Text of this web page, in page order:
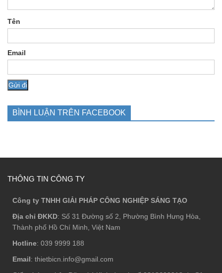
Tên
Email
BÌNH LUẬN TRÊN FACEBOOK
THÔNG TIN CÔNG TY
Công ty TNHH GIẢI PHÁP CÔNG NGHIỆP SÁNG TẠO
Địa chỉ ĐKKD: Số 31 Đường số 2, Phường Bình Hưng Hòa,
Thành phố Hồ Chí Minh, Việt Nam
Hotline: 039 9999 188
Email: thietbicn.info@gmail.com